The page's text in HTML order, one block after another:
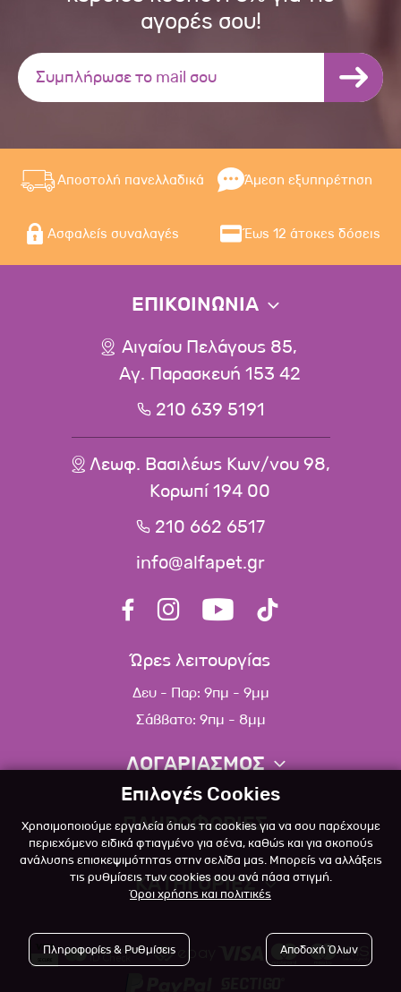
αγορές σου!
Αποστολή πανελλαδικά Άμεση εξυπηρέτηση
Ασφαλείς συναλαγές Έως 12 άτοκες δόσεις
ΕΠΙΚΟΙΝΩΝΙΑ
Αιγαίου Πελάγους 85,
Αγ. Παρασκευή 153 42
210 639 5191
Λεωφ. Βασιλέως Κων/νου 98,
Κορωπί 194 00
210 662 6517
info@alfapet.gr
Ώρες λειτουργίας
Δευ - Παρ: 9πμ - 9μμ
Σάββατο: 9πμ - 8μμ
ΛΟΓΑΡΙΑΣΜΟΣ
Πληροφορίες λογαριασμού
Λίστα αγαπημένων
Πολιτική επιστροφών
ΠΛΗΡΟΦΟΡΙΕΣ
Σχετικά
Επικοινωνία
Blog
Όροι Χρήσης
ΚΑΤΗΓΟΡΙΕΣ
Επιλογές Cookies
Χρησιμοποιούμε εργαλεία όπως τα cookies για να σου παρέχουμε
περιεχόμενο ειδικά φτιαγμένο για σένα, καθώς και για σκοπούς
ανάλυσης επισκεψιμότητας στην σελίδα μας. Μπορείς να αλλάξεις
τις ρυθμίσεις των cookies σου ανά πάσα στιγμή.
Όροι χρήσης και πολιτικές
Πληροφορίες & Ρυθμίσεις Αποδοχή Όλων